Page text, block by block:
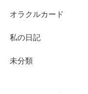
オラクルカード
私の日記
未分類